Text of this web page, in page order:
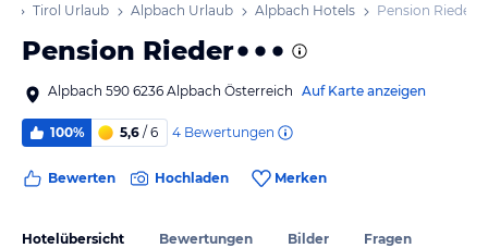
Tirol Urlaub Alpbach Urlaub Alpbach Hotels Pension Rieder
Pension Rieder
Alpbach 590 6236 Alpbach Österreich Auf Karte anzeigen
100% 5,6 / 6 4 Bewertungen
Bewerten Hochladen Merken
Hotelübersicht Bewertungen Bilder Fragen